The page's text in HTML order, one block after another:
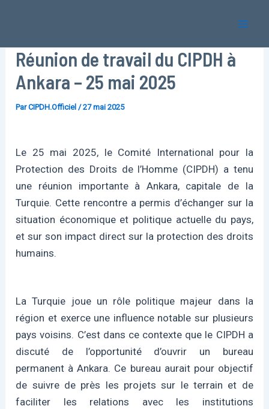
Réunion de travail du CIPDH à
Ankara – 25 mai 2025
ParCIPDH.Officiel/27 mai 2025
Le 25 mai 2025, le Comité International pour la
Protection des Droits de l’Homme (CIPDH) a tenu
une réunion importante à Ankara, capitale de la
Turquie. Cette rencontre a permis d’échanger sur la
situation économique et politique actuelle du pays,
et sur son impact direct sur la protection des droits
humains.
La Turquie joue un rôle politique majeur dans la
région et exerce une influence notable sur plusieurs
pays voisins. C’est dans ce contexte que le CIPDH a
discuté de l’opportunité d’ouvrir un bureau
permanent à Ankara. Ce bureau aurait pour objectif
de suivre de près les projets sur le terrain et de
faciliter les relations avec les institutions